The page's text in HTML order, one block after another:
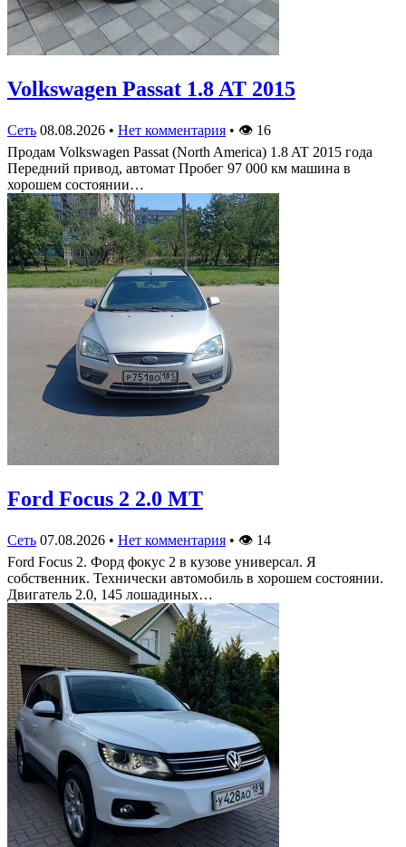
Volkswagen Passat 1.8 AT 2015
Сеть 08.08.2026 • Нет комментария • 👁 16
Продам Volkswagen Passat (North America) 1.8 AT 2015 года
Передний привод, автомат Пробег 97 000 км машина в
хорошем состоянии…
Ford Focus 2 2.0 MT
Сеть 07.08.2026 • Нет комментария • 👁 14
Ford Focus 2. Форд фокус 2 в кузове универсал. Я
собственник. Технически автомобиль в хорошем состоянии.
Двигатель 2.0, 145 лошадиных…